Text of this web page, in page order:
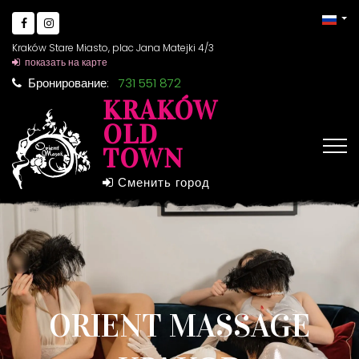
Kraków Stare Miasto, plac Jana Matejki 4/3
показать на карте
Бронирование: 731 551 872
KRAKÓW
OLD
TOWN
Сменить город
ORIENT MASSAGE
ORIENT MASSAGE